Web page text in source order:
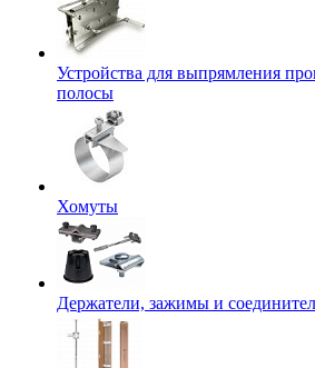
Устройства для выпрямления
полосы
Хомуты
Держатели, зажимы и